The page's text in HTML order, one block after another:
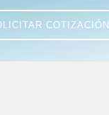
COTIZACIÓN